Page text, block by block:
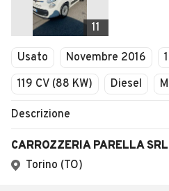
11
Usato Novembre 2016
119 CV (88 KW)
Diesel
Descrizione
CARROZZERIA PARELLA SRL
Torino (TO)